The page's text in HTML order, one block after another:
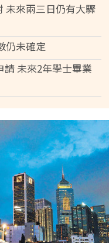
未來兩三日仍有大驟
仍未確定
未來2年學士畢業